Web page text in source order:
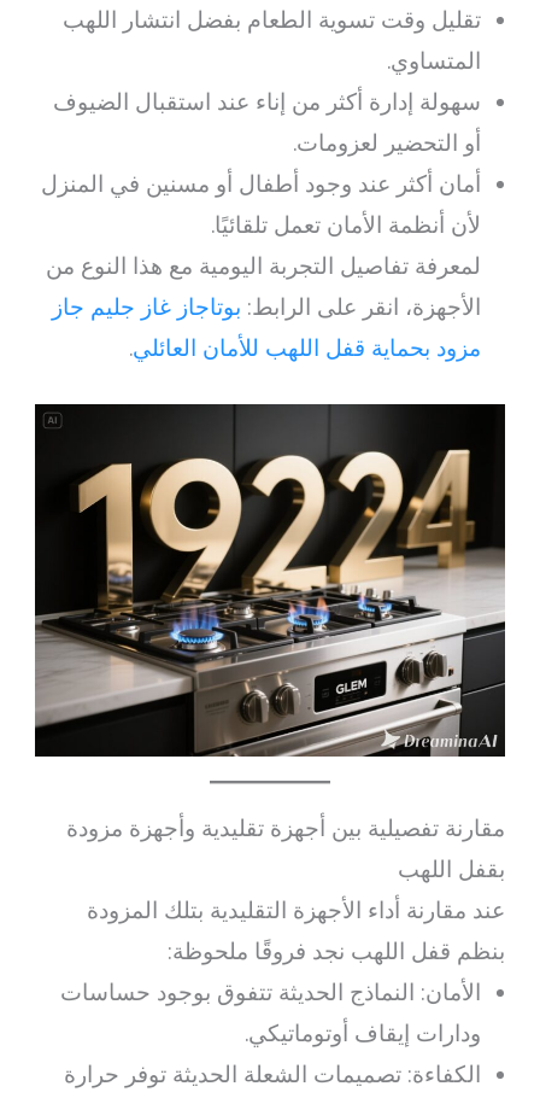
تقليل وقت تسوية الطعام بفضل انتشار اللهب
المتساوي.
سهولة إدارة أكثر من إناء عند استقبال الضيوف
أو التحضير لعزومات.
أمان أكثر عند وجود أطفال أو مسنين في المنزل
لأن أنظمة الأمان تعمل تلقائيًا.
لمعرفة تفاصيل التجربة اليومية مع هذا النوع من
الأجهزة، انقر على الرابط: بوتاجاز غاز جليم جاز
مزود بحماية قفل اللهب للأمان العائلي.
مقارنة تفصيلية بين أجهزة تقليدية وأجهزة مزودة
بقفل اللهب
عند مقارنة أداء الأجهزة التقليدية بتلك المزودة
بنظم قفل اللهب نجد فروقًا ملحوظة:
الأمان: النماذج الحديثة تتفوق بوجود حساسات
ودارات إيقاف أوتوماتيكي.
الكفاءة: تصميمات الشعلة الحديثة توفر حرارة